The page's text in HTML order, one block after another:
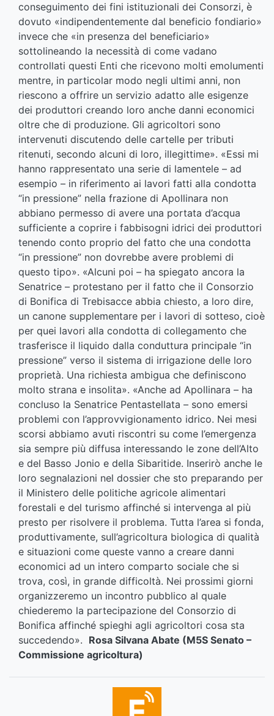
conseguimento dei fini istituzionali dei Consorzi, è
dovuto «indipendentemente dal beneficio fondiario»
invece che «in presenza del beneficiario»
sottolineando la necessità di come vadano
controllati questi Enti che ricevono molti emolumenti
mentre, in particolar modo negli ultimi anni, non
riescono a offrire un servizio adatto alle esigenze
dei produttori creando loro anche danni economici
oltre che di produzione. Gli agricoltori sono
intervenuti discutendo delle cartelle per tributi
ritenuti, secondo alcuni di loro, illegittime». «Essi mi
hanno rappresentato una serie di lamentele – ad
esempio – in riferimento ai lavori fatti alla condotta
“in pressione” nella frazione di Apollinara non
abbiano permesso di avere una portata d’acqua
sufficiente a coprire i fabbisogni idrici dei produttori
tenendo conto proprio del fatto che una condotta
“in pressione” non dovrebbe avere problemi di
questo tipo». «Alcuni poi – ha spiegato ancora la
Senatrice – protestano per il fatto che il Consorzio
di Bonifica di Trebisacce abbia chiesto, a loro dire,
un canone supplementare per i lavori di sotteso, cioè
per quei lavori alla condotta di collegamento che
trasferisce il liquido dalla conduttura principale “in
pressione” verso il sistema di irrigazione delle loro
proprietà. Una richiesta ambigua che definiscono
molto strana e insolita». «Anche ad Apollinara – ha
concluso la Senatrice Pentastellata – sono emersi
problemi con l’approvvigionamento idrico. Nei mesi
scorsi abbiamo avuti riscontri su come l’emergenza
sia sempre più diffusa interessando le zone dell’Alto
e del Basso Jonio e della Sibaritide. Inserirò anche le
loro segnalazioni nel dossier che sto preparando per
il Ministero delle politiche agricole alimentari
forestali e del turismo affinché si intervenga al più
presto per risolvere il problema. Tutta l’area si fonda,
produttivamente, sull’agricoltura biologica di qualità
e situazioni come queste vanno a creare danni
economici ad un intero comparto sociale che si
trova, così, in grande difficoltà. Nei prossimi giorni
organizzeremo un incontro pubblico al quale
chiederemo la partecipazione del Consorzio di
Bonifica affinché spieghi agli agricoltori cosa sta
succedendo». Rosa Silvana Abate (M5S Senato –
Commissione agricoltura)